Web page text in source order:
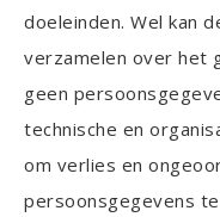
doeleinden. Wel kan
verzamelen over het
geen
technische en
om verlies en
persoonsgegevens